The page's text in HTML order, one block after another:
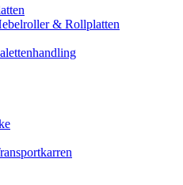
& Rollplatten